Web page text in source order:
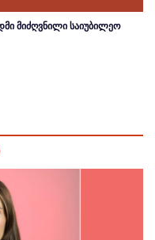
მიძღვნილი საიუბილეო